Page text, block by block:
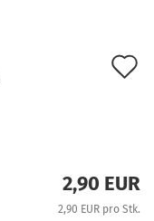
2,90 EUR
2,90 EUR pro Stk.